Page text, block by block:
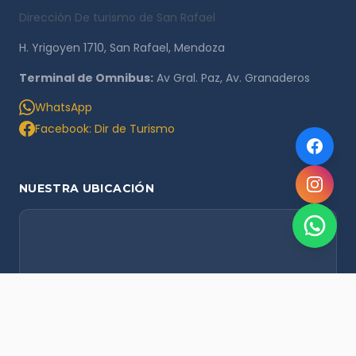
Dirección De turismo de San Rafael
H. Yrigoyen 1710, San Rafael, Mendoza
Terminal de Omnibus: Av Gral. Paz, Av. Granaderos
WhatsApp
Facebook: Dir de Turismo
NUESTRA UBICACIÓN